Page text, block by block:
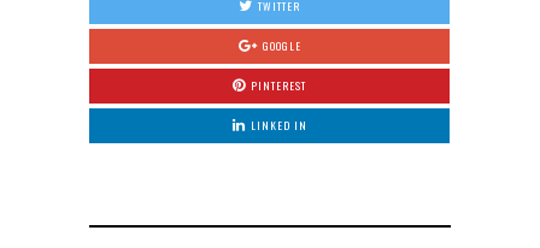
TWITTER
GOOGLE
PINTEREST
LINKED IN